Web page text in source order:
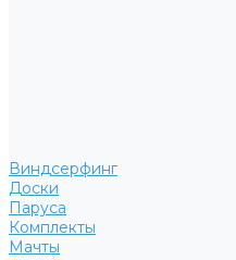
Виндсерфинг
Доски
Паруса
Комплекты
Мачты